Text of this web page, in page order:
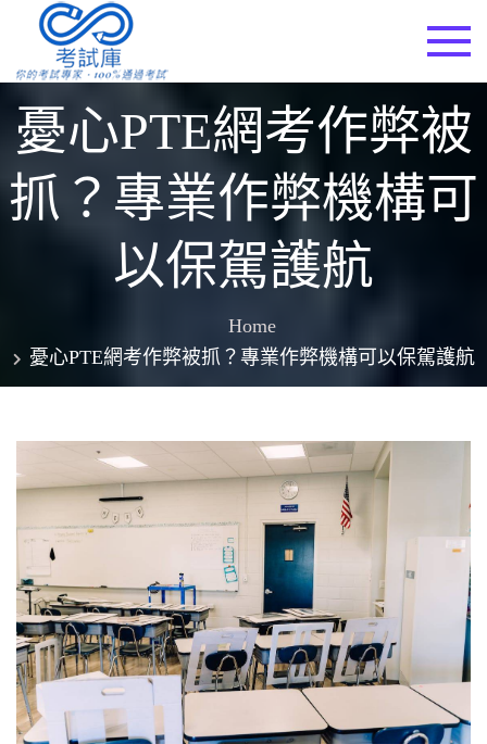
content
憂心PTE網考作弊被
抓？專業作弊機構可
以保駕護航
Home
憂心PTE網考作弊被抓？專業作弊機構可以保駕護航